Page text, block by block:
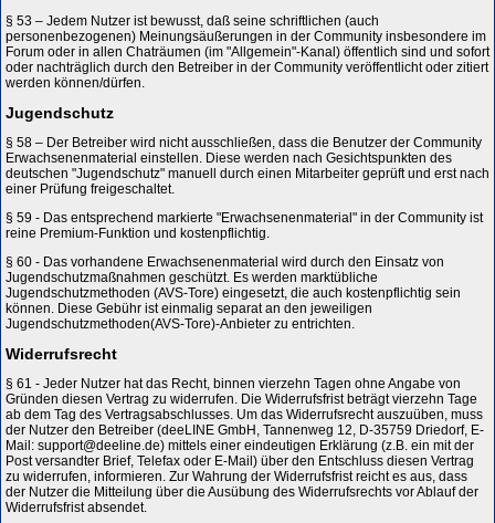
§ 53 – Jedem Nutzer ist bewusst, daß seine schriftlichen (auch
personenbezogenen) Meinungsäußerungen in der Community insbesondere im
Forum oder in allen Chaträumen (im "Allgemein"-Kanal) öffentlich sind und sofort
oder nachträglich durch den Betreiber in der Community veröffentlicht oder zitiert
werden können/dürfen.
Jugendschutz
§ 58 – Der Betreiber wird nicht ausschließen, dass die Benutzer der Community
Erwachsenenmaterial einstellen. Diese werden nach Gesichtspunkten des
deutschen "Jugendschutz" manuell durch einen Mitarbeiter geprüft und erst nach
einer Prüfung freigeschaltet.
§ 59 - Das entsprechend markierte "Erwachsenenmaterial" in der Community ist
reine Premium-Funktion und kostenpflichtig.
§ 60 - Das vorhandene Erwachsenenmaterial wird durch den Einsatz von
Jugendschutzmaßnahmen geschützt. Es werden marktübliche
Jugendschutzmethoden (AVS-Tore) eingesetzt, die auch kostenpflichtig sein
können. Diese Gebühr ist einmalig separat an den jeweiligen
Jugendschutzmethoden(AVS-Tore)-Anbieter zu entrichten.
Widerrufsrecht
§ 61 - Jeder Nutzer hat das Recht, binnen vierzehn Tagen ohne Angabe von
Gründen diesen Vertrag zu widerrufen. Die Widerrufsfrist beträgt vierzehn Tage
ab dem Tag des Vertragsabschlusses. Um das Widerrufsrecht auszuüben, muss
der Nutzer den Betreiber (deeLINE GmbH, Tannenweg 12, D-35759 Driedorf, E-
Mail: support@deeline.de) mittels einer eindeutigen Erklärung (z.B. ein mit der
Post versandter Brief, Telefax oder E-Mail) über den Entschluss diesen Vertrag
zu widerrufen, informieren. Zur Wahrung der Widerrufsfrist reicht es aus, dass
der Nutzer die Mitteilung über die Ausübung des Widerrufsrechts vor Ablauf der
Widerrufsfrist absendet.